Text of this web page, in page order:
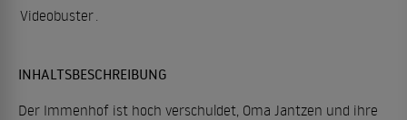
Videobuster.
INHALTSBESCHREIBUNG
Der Immenhof ist hoch verschuldet, Oma Jantzen und ihre